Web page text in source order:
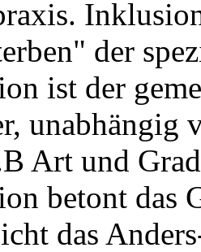
der
ist der
unabhängig
Art und
betont das
das